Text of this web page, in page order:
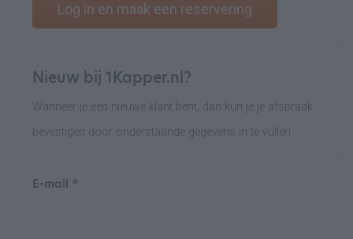
Log in en maak een reservering
Nieuw bij 1Kapper.nl?
Wanneer je een nieuwe klant bent, dan kun je je afspraak
bevestigen door onderstaande gegevens in te vullen
E-mail *